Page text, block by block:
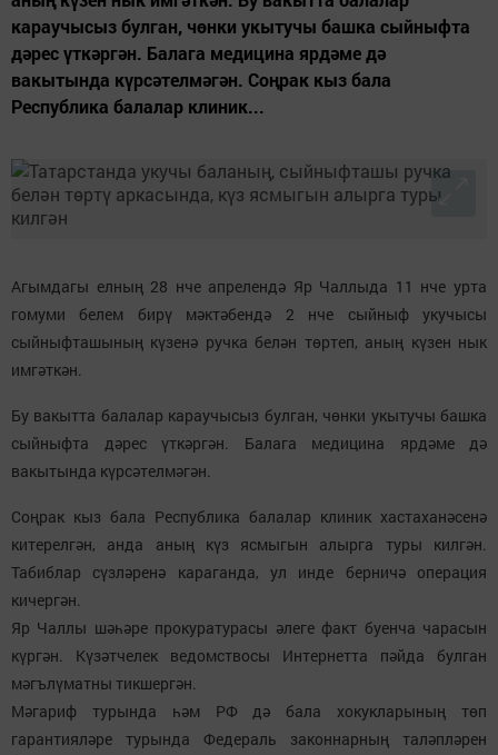
караучысыз булган, чөнки укытучы башка сыйныфта
дәрес үткәргән. Балага медицина ярдәме дә
вакытында күрсәтелмәгән. Соңрак кыз бала
Республика балалар клиник...
Агымдагы елның 28 нче апрелендә Яр Чаллыда 11 нче урта
гомуми белем бирү мәктәбендә 2 нче сыйныф укучысы
сыйныфташының күзенә ручка белән төртеп, аның күзен нык
имгәткән.
Бу вакытта балалар караучысыз булган, чөнки укытучы башка
сыйныфта дәрес үткәргән. Балага медицина ярдәме дә
вакытында күрсәтелмәгән.
Соңрак кыз бала Республика балалар клиник хастаханәсенә
китерелгән, анда аның күз ясмыгын алырга туры килгән.
Табиблар сүзләренә караганда, ул инде берничә операция
кичергән.
Яр Чаллы шәһәре прокуратурасы әлеге факт буенча чарасын
күргән. Күзәтчелек ведомствосы Интернетта пәйда булган
мәгълүматны тикшергән.
Мәгариф турында һәм РФ дә бала хокукларының төп
гарантияләре турында Федераль законнарның таләпләрен